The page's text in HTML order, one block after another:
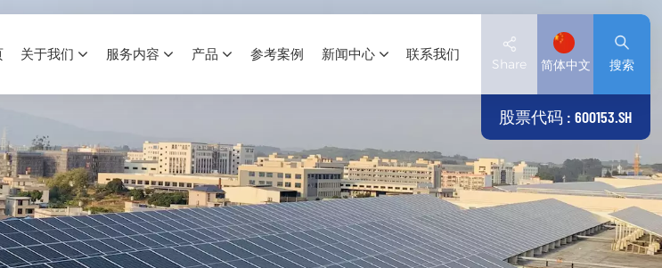
关于我们 服务内容 产品 参考案例 新闻中心 联系我们
Share 简体中文
English
Deutsch
español
搜索
股票代码 : 600153.SH